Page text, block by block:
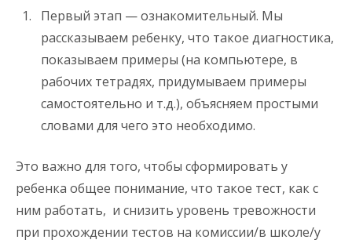
Первый этап — ознакомительный. Мы
рассказываем ребенку, что такое диагностика,
показываем примеры (на компьютере, в
рабочих тетрадях, придумываем примеры
самостоятельно и т.д.), объясняем простыми
словами для чего это необходимо.
Это важно для того, чтобы сформировать у
ребенка общее понимание, что такое тест, как с
ним работать, и снизить уровень тревожности
при прохождении тестов на комиссии/в школе/у